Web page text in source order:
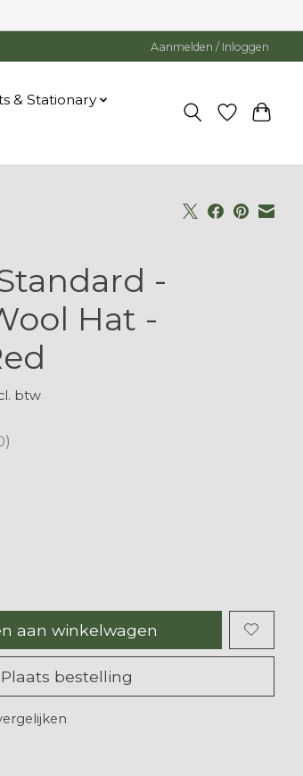
Aanmelden / Inloggen
& Stationary
-
Hat -
btw
dit product is
aan winkelwagen
Plaats bestelling